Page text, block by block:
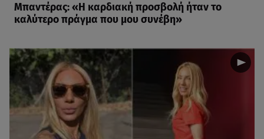
Μπαντέρας: «Η καρδιακή προσβολή ήταν το
καλύτερο πράγμα που μου συνέβη»